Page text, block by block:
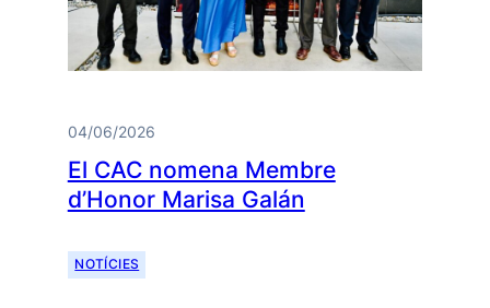
04/06/2026
El CAC nomena Membre
d’Honor Marisa Galán
NOTÍCIES